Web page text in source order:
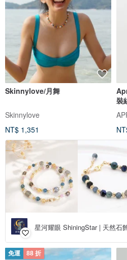
Skinnylove/月舞
Skinnylove
NT$ 1,351
裝
星河耀眼 ShiningStar | 天然石
免運 88 折